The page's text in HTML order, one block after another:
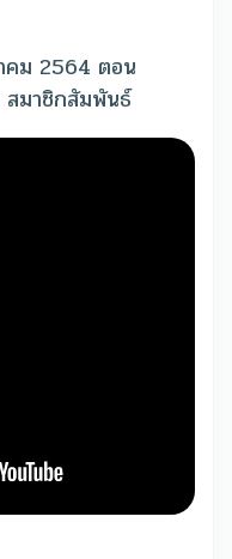
คม 2564 ตอน
สมาชิกสัมพันธ์